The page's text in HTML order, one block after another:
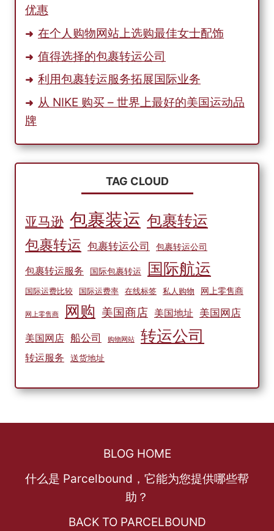
优惠
在个人购物网站上选购最佳女士配饰
值得选择的包裹转运公司
利用包裹转运服务拓展国际业务
从 NIKE 购买 – 世界上最好的美国运动品
牌
TAG CLOUD
亚马逊 包裹装运 包裹转运
包裹转运 包裹转运公司 包裹转运公司
包裹转运服务 国际包裹转运 国际航运
国际运费比较 国际运费率 在线标签 私人购物 网上零售商
网上零售商 网购 美国商店 美国地址 美国网店
美国网店 船公司 购物网站 转运公司
转运服务 送货地址
BLOG HOME
什么是 Parcelbound，它能为您提供哪些帮
助？
BACK TO PARCELBOUND